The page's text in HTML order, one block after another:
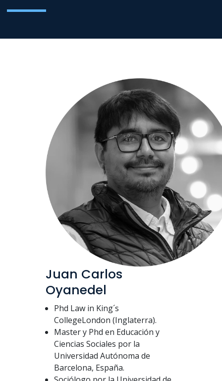
Juan Carlos
Oyanedel
Phd Law in King´s
CollegeLondon (Inglaterra).
Master y Phd en Educación y
Ciencias Sociales por la
Universidad Autónoma de
Barcelona, España.